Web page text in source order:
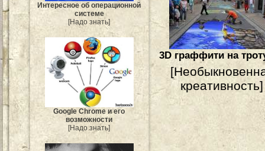
Интересное об операционной
системе
[Надо знать]
Google Chrome и его
возможности
[Надо знать]
3D граффити на
креативность]